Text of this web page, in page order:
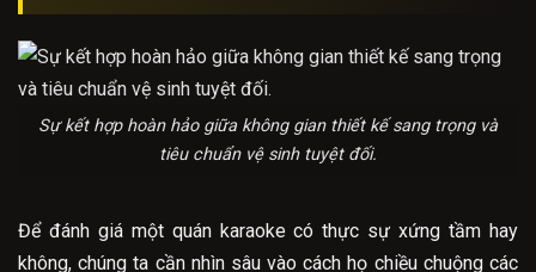
Sự kết hợp hoàn hảo giữa không gian thiết kế sang trọng và
tiêu chuẩn vệ sinh tuyệt đối.
Để đánh giá một quán karaoke có thực sự xứng tầm hay
không, chúng ta cần nhìn sâu vào cách họ chiều chuộng các